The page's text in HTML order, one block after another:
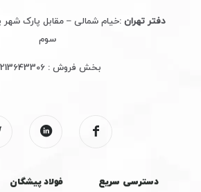
دفتر تهران :خیام شمالی – مقابل پارک شهر
سوم
بخش فروش :
دسترسی سریع فولاد پیشگان